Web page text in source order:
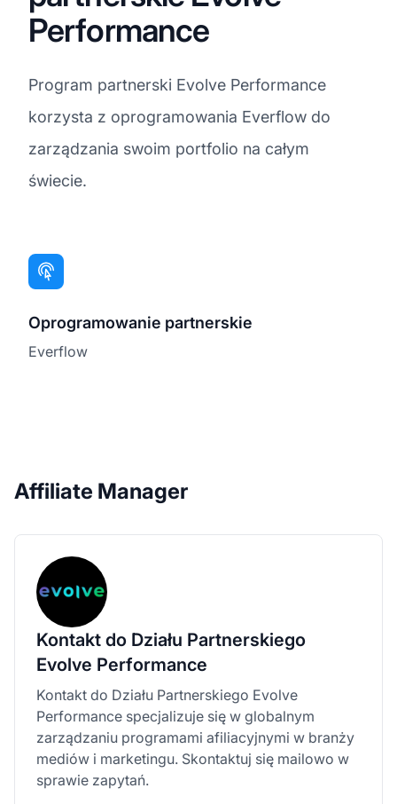
Performance
Program partnerski Evolve Performance
korzysta z oprogramowania Everflow do
zarządzania swoim portfolio na całym
świecie.
Oprogramowanie partnerskie
Everflow
Affiliate Manager
Kontakt do Działu Partnerskiego
Evolve Performance
Kontakt do Działu Partnerskiego Evolve
Performance specjalizuje się w globalnym
zarządzaniu programami afiliacyjnymi w branży
mediów i marketingu. Skontaktuj się mailowo w
sprawie zapytań.